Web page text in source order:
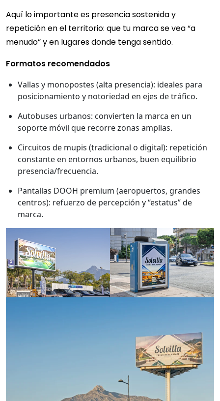
Aquí lo importante es presencia sostenida y
repetición en el territorio: que tu marca se vea “a
menudo” y en lugares donde tenga sentido.
Formatos recomendados
Vallas y monopostes (alta presencia): ideales para
posicionamiento y notoriedad en ejes de tráfico.
Autobuses urbanos: convierten la marca en un
soporte móvil que recorre zonas amplias.
Circuitos de mupis (tradicional o digital): repetición
constante en entornos urbanos, buen equilibrio
presencia/frecuencia.
Pantallas DOOH premium (aeropuertos, grandes
centros): refuerzo de percepción y “estatus” de
marca.